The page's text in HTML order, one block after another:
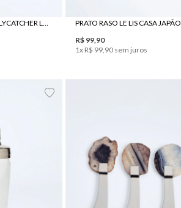
JOGO AMERICANO FLYCATCHER LE LIS CASA E JRJ TECIDOS
PRATO RASO LE LIS CASA JAPÃO
R$ 99 90
1x R$ 99 90 sem juros